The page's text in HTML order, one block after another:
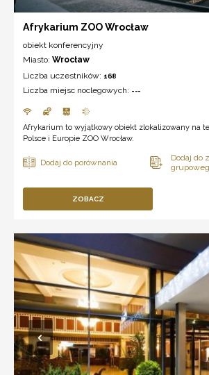
Afrykarium ZOO Wrocław
obiekt konferencyjny
Miasto: Wrocław
Liczba uczestników: 168
Liczba miejsc noclegowych: ---
Afrykarium to wyjątkowy obiekt zlokalizowany na
Polsce i Europie ZOO Wrocław.
ZOBACZ